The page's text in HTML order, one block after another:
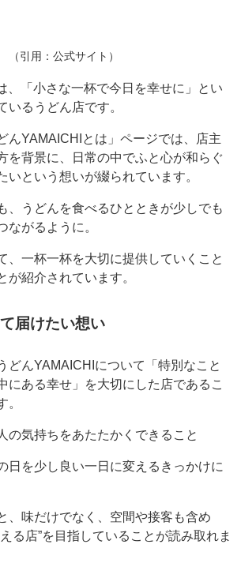
（引用：公式サイト）
、「小さな一杯で今日を幸せに」とい
いるうどん店です。
んYAMAICHIとは」ページでは、店主
を背景に、日常の中でふと心が和らぐ
いという想いが綴られています。
、うどんを食べるひとときが少しでも
ながるように。
、一杯一杯を大切に提供していくこと
が紹介されています。
届けたい想い
どんYAMAICHIについて「特別なこと
にある幸せ」を大切にした店であるこ
。
の気持ちをあたたかくできること
日を少し良い一日に変えるきっかけに
、味だけでなく、空間や接客も含め
る店”を目指していることが読み取れま